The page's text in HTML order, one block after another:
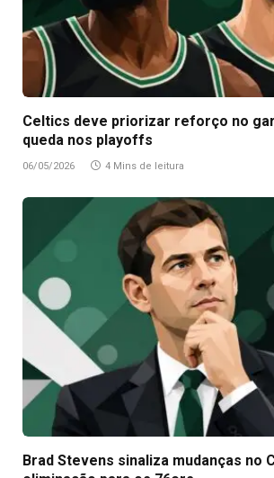
Celtics deve priorizar reforço no
queda nos playoffs
06/05/2026 4 Mins de leitura
Brad Stevens sinaliza mudanças no